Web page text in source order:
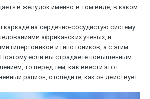
в желудок именно в том виде, в каком
каркаде на сердечно-сосудистую систему
африканских ученых, и
гипертоников и гипотоников, а с этим
Поэтому если вы страдаете повышенным
то перед тем, как ввести этот
рацион, отследите, как он действует